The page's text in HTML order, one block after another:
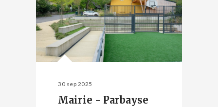
30 sep 2025
Mairie - Parbayse